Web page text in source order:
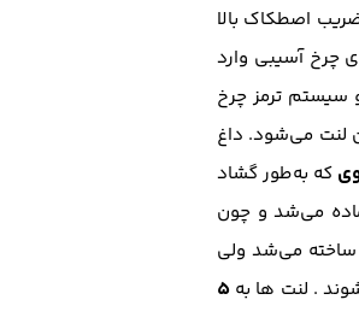
اصطکاک بالا
چرخ آسیبی وارد
سیستم ترمز چرخ
لنت می‌شود. داغ
که به‌طور گشاد
می‌شد و چون
ساخته می‌شد ولی
. لنت ها به 5